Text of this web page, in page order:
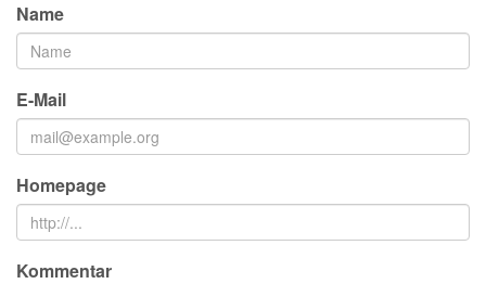
Name
E-Mail
Homepage
Kommentar